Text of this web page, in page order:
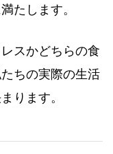
たします。
スかどちらの食
ちの実際の生活
ります。